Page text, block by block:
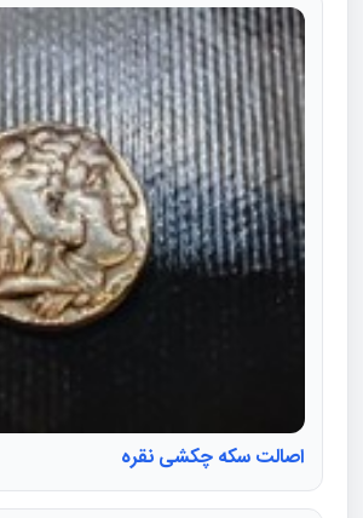
اصالت سکه چکشی نقره